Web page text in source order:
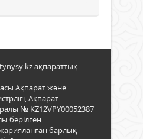
ақпараттық
Ақпарат және
Ақпарат
№ KZ12VPY00052387
берілген.
барлық